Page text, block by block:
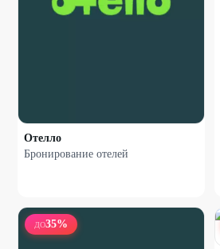
Отелло
Бронирование отелей
ДО35%